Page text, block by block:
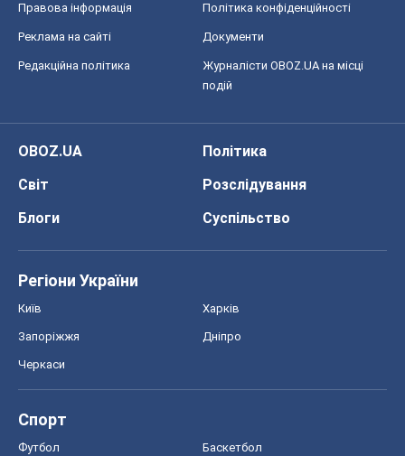
Правова інформація Політика конфіденційності
Реклама на сайті Документи
Редакційна політика
Журналісти OBOZ.UA на місці
подій
OBOZ.UA
Політика
Світ
Розслідування
Блоги
Суспільство
Регіони України
Київ Харків
Запоріжжя Дніпро
Черкаси
Спорт
Футбол Баскетбол